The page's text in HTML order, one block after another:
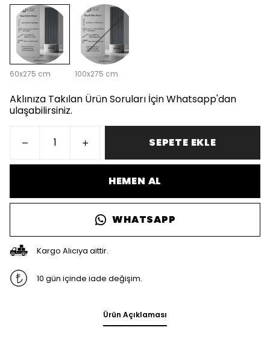
60x275 cm 100x275 cm
Aklınıza Takılan Ürün Soruları İçin Whatsapp'dan
ulaşabilirsiniz.
SEPETE EKLE
HEMEN AL
WHATSAPP
Kargo Alıcıya aittir.
10 gün içinde iade değişim.
Ürün Açıklaması